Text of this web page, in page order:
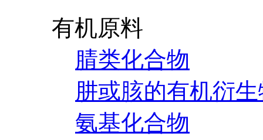
有机原料
腈类化合物
肼或胲的有机衍
氨基化合物